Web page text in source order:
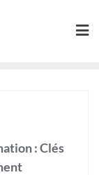
: Clés